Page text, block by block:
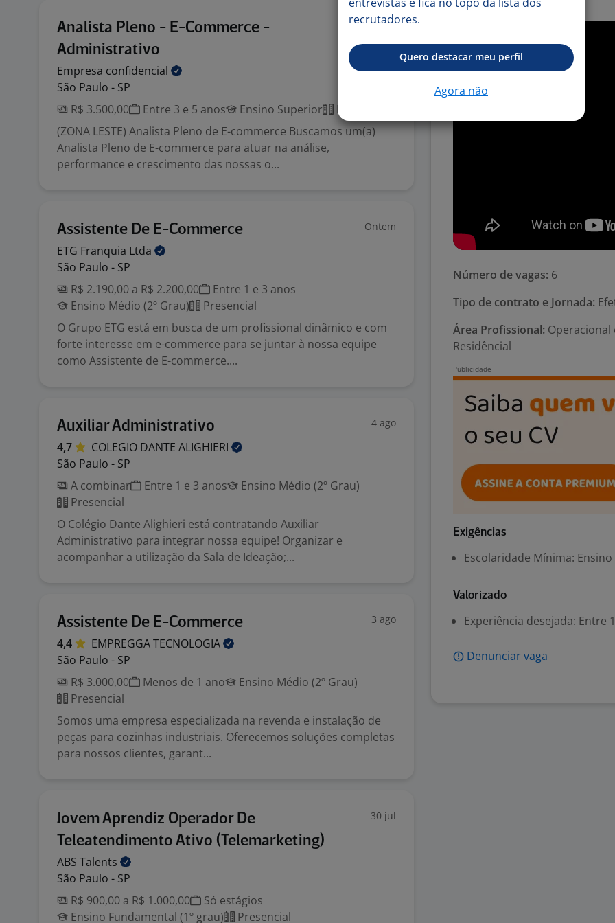
Analista Pleno - E-Commerce -
Administrativo
1 ago
Empresa confidencial
São Paulo - SP
R$ 3.500,00
Entre 3 e 5 anos Ensino Superior
Presencial
(ZONA LESTE) Analista Pleno de E-commerce Buscamos um(a)
Analista Pleno de E-commerce para atuar na análise,
performance e crescimento das nossas o...
Assistente De E-Commerce Ontem
ETG Franquia Ltda
São Paulo - SP
R$ 2.190,00 a R$ 2.200,00
Entre 1 e 3 anos
Ensino Médio (2º Grau)
Presencial
O Grupo ETG está em busca de um profissional dinâmico e com
forte interesse em e-commerce para se juntar à nossa equipe
como Assistente de E-commerce....
Auxiliar Administrativo 4 ago
4,7 COLEGIO DANTE ALIGHIERI
São Paulo - SP
A combinar
Entre 1 e 3 anos
Ensino Médio (2º Grau)
Presencial
O Colégio Dante Alighieri está contratando Auxiliar
Administrativo para integrar nossa equipe! Organizar e
acompanhar a utilização da Sala de Ideação;...
Assistente De E-Commerce 3 ago
4,4 EMPREGGATECNOLOGIA
São Paulo - SP
R$ 3.000,00
Menos de 1 ano
Ensino Médio (2º Grau)
Presencial
Somos uma empresa especializada na revenda e instalação de
peças para cozinhas industriais. Oferecemos soluções completas
para nossos clientes, garant...
Jovem Aprendiz Operador De
Teleatendimento Ativo (Telemarketing)
30 jul
ABS Talents
São Paulo - SP
R$ 900,00 a R$ 1.000,00
Só estágios
Ensino Fundamental (1º grau)
Presencial
Número de vagas: 6
Tipo de contrato e Jornada:
Área Profissional: Operacional
Residêncial
Exigências
Escolaridade Mínima: Ensino
Valorizado
Experiência desejada: Entre
Denunciar vaga
recrutadores.
Quero destacar meu perfil
Agora não